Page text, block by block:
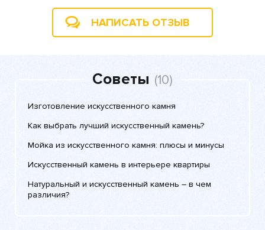
НАПИСАТЬ ОТЗЫВ
Советы (10)
Изготовление искусственного камня
Как выбрать лучший искусственный камень?
Мойка из искусственного камня: плюсы и минусы
Искусственный камень в интерьере квартиры
Натуральный и искусственный камень – в чем
различия?